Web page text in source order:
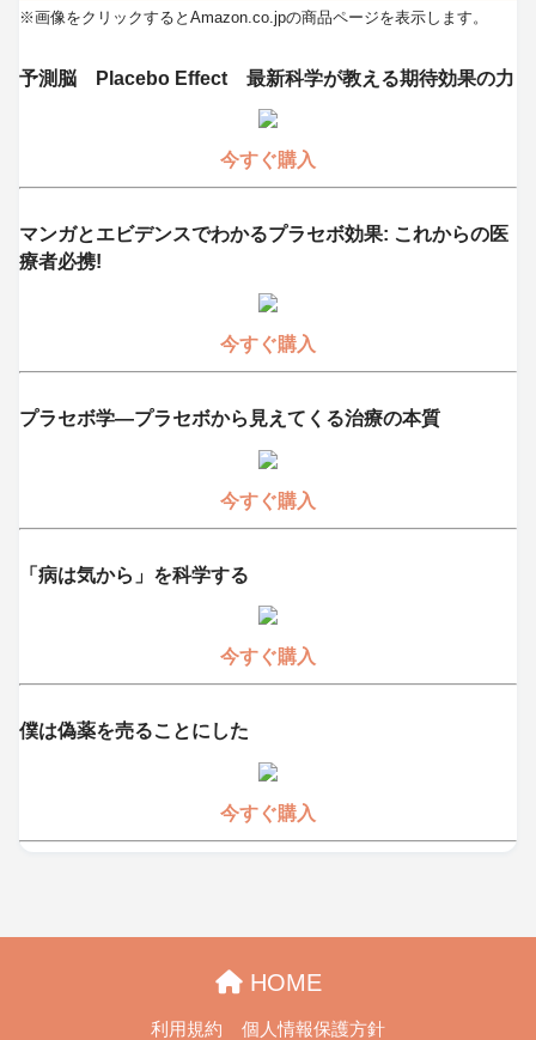
※画像をクリックするとAmazon.co.jpの商品ページを表示します。
予測脳 Placebo Effect 最新科学が教える期待効果の力
今すぐ購入
マンガとエビデンスでわかるプラセボ効果: これからの医
療者必携!
今すぐ購入
プラセボ学―プラセボから見えてくる治療の本質
今すぐ購入
「病は気から」を科学する
今すぐ購入
僕は偽薬を売ることにした
今すぐ購入
HOME
利用規約 個人情報保護方針